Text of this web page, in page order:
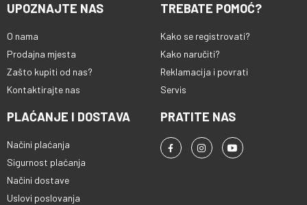
UPOZNAJTE NAS
O nama
Prodajna mjesta
Zašto kupiti od nas?
Kontaktirajte nas
TREBATE POMOĆ?
Kako se registrovati?
Kako naručiti?
Reklamacija i povrati
Servis
PLAĆANJE I DOSTAVA
Načini plaćanja
Sigurnost plaćanja
Načini dostave
Uslovi poslovanja
PRATITE NAS